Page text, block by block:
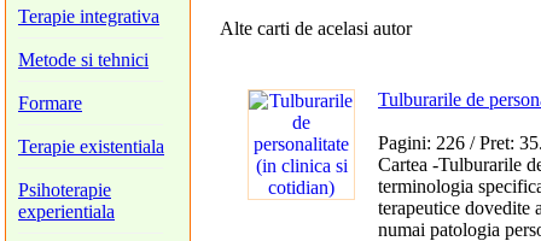
Terapie integrativa
Metode si tehnici
Formare
Terapie existentiala
Psihoterapie
experientiala
Alte carti de acelasi autor
Tulburarile de
Pagini: 226 /Pret:
Cartea -Tulburarile
terminologia
terapeutice dovedite
numai patologia